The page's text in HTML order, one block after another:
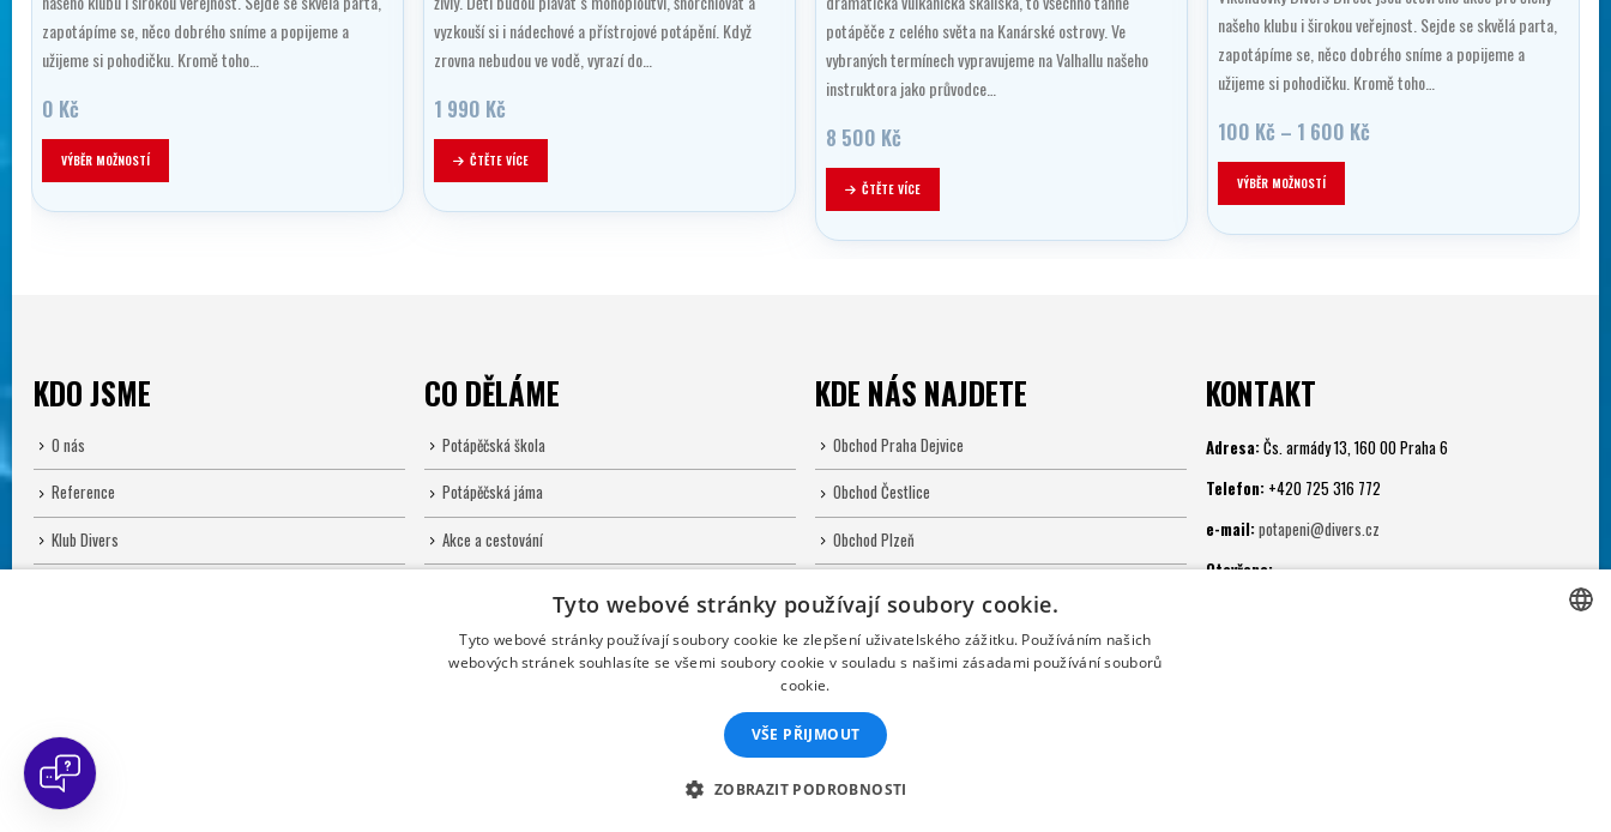
zapotápíme se, něco dobrého sníme a popijeme a
užijeme si pohodičku. Kromě toho…
0 Kč
VÝBĚR MOŽNOSTÍ
Tento produkt má více variant. Možnosti lze vybrat na stránce produktu
vyzkouší si i nádechové a přístrojové potápění. Když
zrovna nebudou ve vodě, vyrazí do…
1 990 Kč
ČTĚTE VÍCE
potápěče z celého světa na Kanárské ostrovy. Ve
vybraných termínech vypravujeme na Valhallu našeho
instruktora jako průvodce…
8 500 Kč
ČTĚTE VÍCE
našeho klubu i širokou veřejnost. Sejde se skvělá parta,
zapotápíme se, něco dobrého sníme a popijeme a
užijeme si pohodičku. Kromě toho…
100 Kč – 1 600 Kč
600 Kč
VÝBĚR MOŽNOSTÍ
Tento produkt má více variant. Možnosti lze vybrat na stránce produktu
KDO JSME
O nás
Reference
Klub Divers
CO DĚLÁME
Potápěčská škola
Potápěčská jáma
Akce a cestování
Servis
KDE NÁS NAJDETE
Obchod Praha Dejvice
Obchod Čestlice
Obchod Plzeň
KONTAKT
Adresa: Čs. armády 13, 160 00 Praha 6
Telefon: +420 725 316 772
e-mail: potapeni@divers.cz
Otevřeno:
Tyto webové stránky používají soubory cookie.
Tyto webové stránky používají soubory cookie ke zlepšení uživatelského zážitku. Používáním našich
webových stránek souhlasíte se všemi soubory cookie v souladu s našimi zásadami používání souborů
cookie.
VŠE PŘIJMOUT
ZOBRAZIT PODROBNOSTI